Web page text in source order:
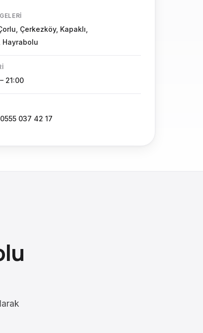
Çerkezköy, Kapaklı,
Hayrabolu
21:00
037 42 17